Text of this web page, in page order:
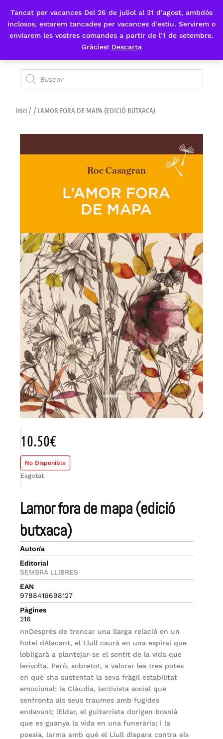
Tancat per vacances Del 26 de juliol al 31 d’agost, ambdós
inclosos, estarem tancades per vacances d’estiu. Servirem o
enviarem les vostres comandes a partir de l’1 de setembre.
Gràcies! Descarta
Fes-te'n sòcia
Inici / / LAMOR FORA DE MAPA (EDICIÓ BUTXACA)
lamor fora de mapa (edició
butxaca)
Autor/a
Editorial
SEMBRA LLIBRES
EAN
9788416698127
Pàgines
216
nnDesprés de trencar una llarga relació en un
hotel dAlacant, el Llull caurà en una espiral que
lobligarà a plantejar-se el sentit de la vida que
lenvolta. Però, sobretot, a valorar les tres potes
en què sha sustentat la seva fràgil estabilitat
emocional: la Clàudia, lactivista social que
senfronta als seus traumes amb fugides
endavant; lEldar, el guitarrista dorigen bosnià
que es guanya la vida en una funerària; i la
poesia, larma amb què el Llull dispara contra els
10.50€
No Disponible
Esgotat